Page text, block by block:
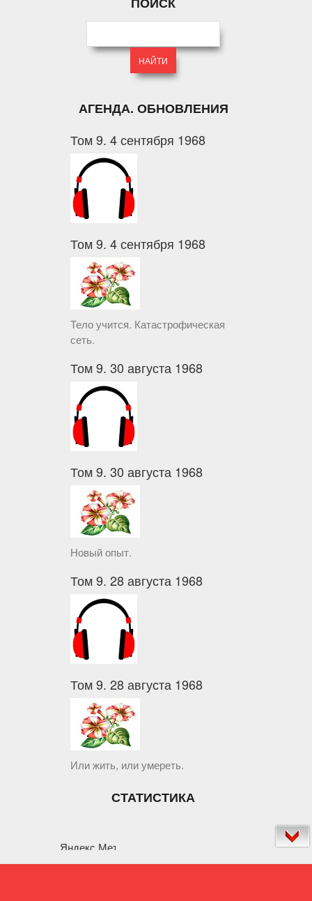
АГЕНДА. ОБНОВЛЕНИЯ
Том 9. 4 сентября 1968
Том 9. 4 сентября 1968
Тело учится. Катастрофическая
сеть.
Том 9. 30 августа 1968
Том 9. 30 августа 1968
Новый опыт.
Том 9. 28 августа 1968
Том 9. 28 августа 1968
Или жить, или умереть.
СТАТИСТИКА